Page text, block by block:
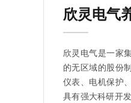
欣灵电气是一家
的无区域的股份
仪表、电机保护
具有强大科研开